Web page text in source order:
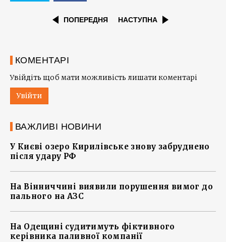
ПОПЕРЕДНЯ НАСТУПНА
КОМЕНТАРІ
Увійдіть щоб мати можливість лишати коментарі
Увійти
ВАЖЛИВІ НОВИНИ
У Києві озеро Кирилівське знову забруднено
після удару РФ
На Вінниччині виявили порушення вимог до
пального на АЗС
На Одещині судитимуть фіктивного
керівника паливної компанії